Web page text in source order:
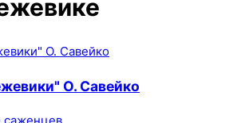
О. Савейко